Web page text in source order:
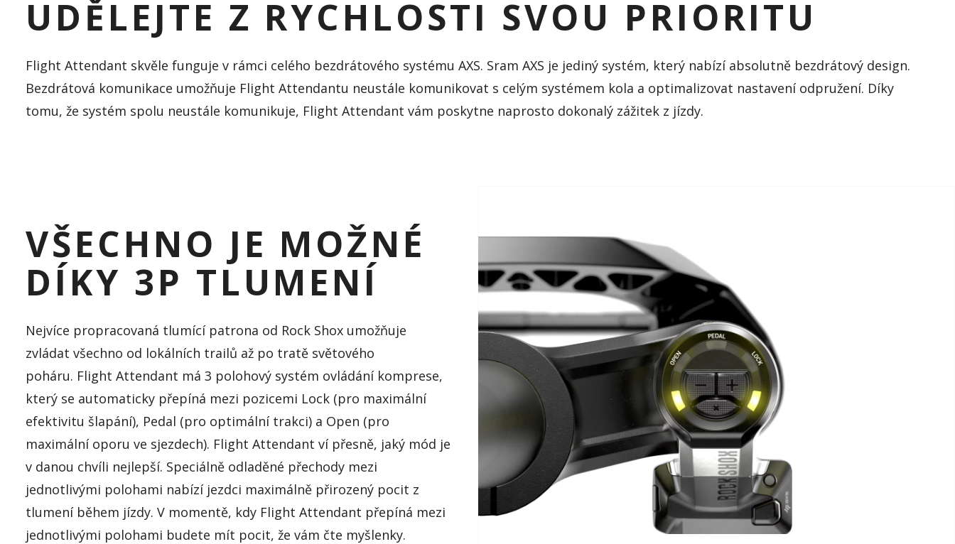
UDĚLEJTE Z RYCHLOSTI SVOU PRIORITU
Flight Attendant skvěle funguje v rámci celého bezdrátového systému AXS. Sram AXS je jediný systém, který nabízí absolutně bezdrátový design.
Bezdrátová komunikace umožňuje Flight Attendantu neustále komunikovat s celým systémem kola a optimalizovat nastavení odpružení. Díky
tomu, že systém spolu neustále komunikuje, Flight Attendant vám poskytne naprosto dokonalý zážitek z jízdy.
VŠECHNO JE MOŽNÉ
DÍKY 3P TLUMENÍ
Nejvíce propracovaná tlumící patrona od Rock Shox umožňuje
zvládat všechno od lokálních trailů až po tratě světového
poháru. Flight Attendant má 3 polohový systém ovládání komprese,
který se automaticky přepíná mezi pozicemi Lock (pro maximální
efektivitu šlapání), Pedal (pro optimální trakci) a Open (pro
maximální oporu ve sjezdech). Flight Attendant ví přesně, jaký mód je
v danou chvíli nejlepší. Speciálně odladěné přechody mezi
jednotlivými polohami nabízí jezdci maximálně přirozený pocit z
tlumení během jízdy. V momentě, kdy Flight Attendant přepíná mezi
jednotlivými polohami budete mít pocit, že vám čte myšlenky.